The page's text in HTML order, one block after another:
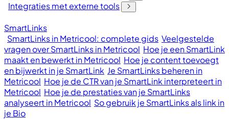
Integraties met externe tools
SmartLinks
SmartLinks in Metricool: complete gids Veelgestelde
vragen over SmartLinks in Metricool Hoe je een SmartLink
maakt en bewerkt in Metricool Hoe je content toevoegt
en bijwerkt in je SmartLink Je SmartLinks beheren in
Metricool Hoe je de CTR van je SmartLink interpreteert in
Metricool Hoe je de prestaties van je SmartLinks
analyseert in Metricool So gebruik je SmartLinks als link in
je Bio